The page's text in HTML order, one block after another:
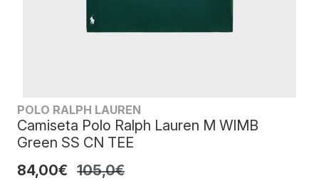
POLO RALPH LAUREN
Camiseta Polo Ralph Lauren M WIMB
Green SS CN TEE
84,00€ 105,0€